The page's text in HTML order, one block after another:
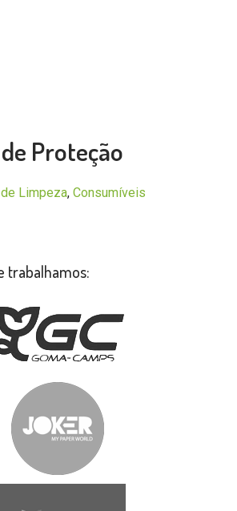
Proteção
Limpeza, Consumíveis
trabalhamos: